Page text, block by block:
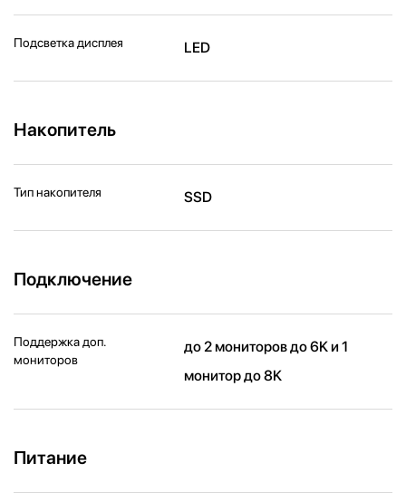
Подсветка дисплея LED
Накопитель
Тип накопителя SSD
Подключение
Поддержка доп.
мониторов
до 2 мониторов до 6K и 1
монитор до 8K
Питание